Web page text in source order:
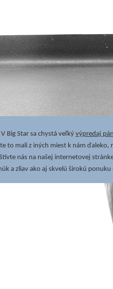
Big Star sa chystá veľký výpredaj
to mali z iných miest k nám
nás na našej internetovej
a zliav ako aj skvelú širokú